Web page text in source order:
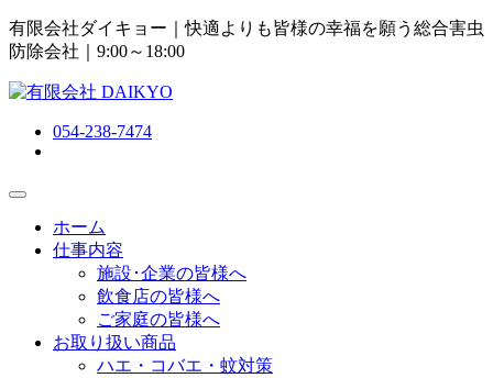
有限会社ダイキョー｜快適よりも皆様の幸福を願う総合害虫
防除会社 ｜9:00～18:00
054-238-7474
ホーム
仕事内容
施設･企業の皆様へ
飲食店の皆様へ
ご家庭の皆様へ
お取り扱い商品
ハエ・コバエ・蚊対策